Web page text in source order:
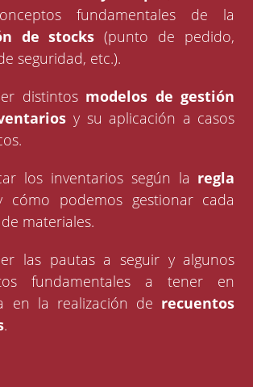
fundamentales de la
de stocks (punto de pedido,
seguridad, etc.).
distintos modelos de gestión
y su aplicación a casos
los inventarios según la regla
cómo podemos gestionar cada
materiales.
las pautas a seguir y algunos
fundamentales a tener en
en la realización de recuentos
.